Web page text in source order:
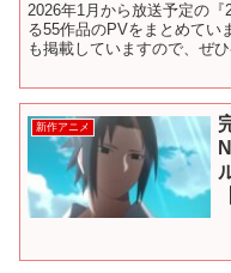
2026年1月から放送予定の
る55作品のPVをまとめてい
も掲載していますので、ぜ
新作アニメ